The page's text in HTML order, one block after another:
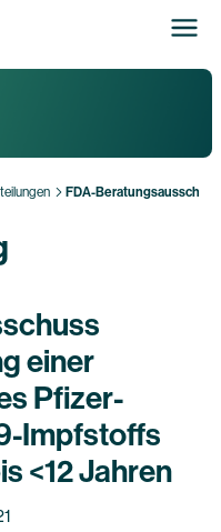
FDA-
einer
Pfizer-
Impfstoffs
<12 Jahren